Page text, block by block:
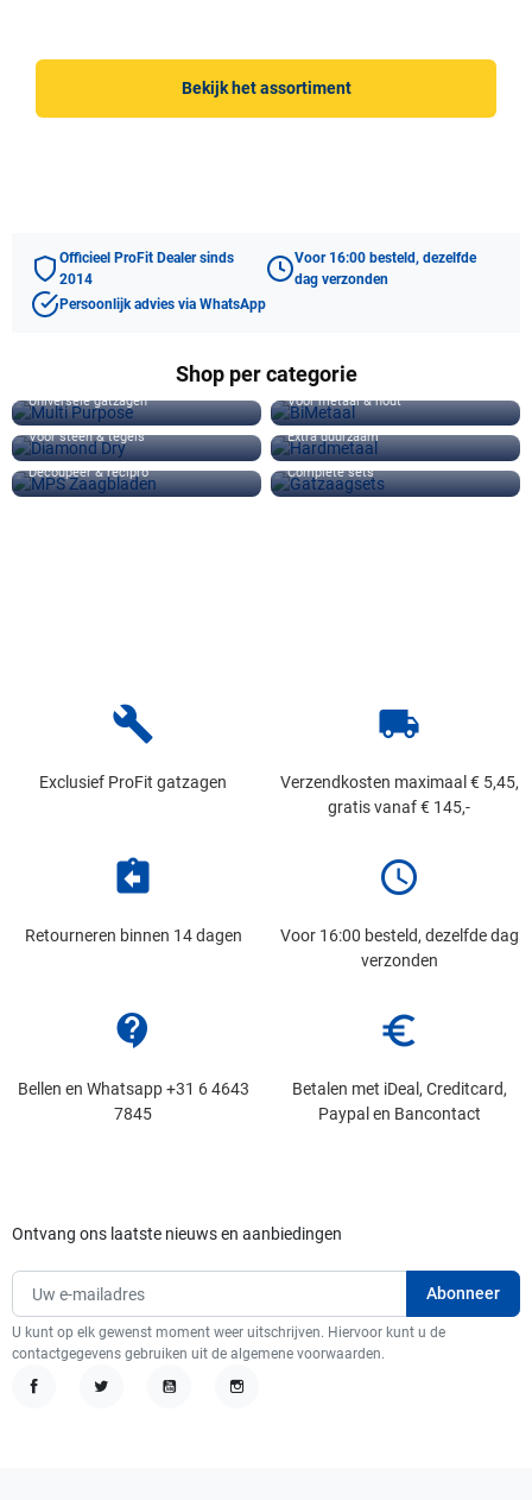
Bekijk het assortiment
Officieel ProFit Dealer sinds
2014
Voor 16:00 besteld, dezelfde
dag verzonden
Persoonlijk advies via WhatsApp
Shop per categorie
Universele gatzagen
BiMetaal
Voor metaal & hout
Diamond Dry
Voor steen & tegels
Hardmetaal
Extra duurzaam
MPS Zaagbladen
Decoupeer & recipro
Gatzaagsets
Complete sets
build
Exclusief ProFit gatzagen
local_shipping
Verzendkosten maximaal € 5,45,
gratis vanaf € 145,-
assignment_return
Retourneren binnen 14 dagen
schedule
Voor 16:00 besteld, dezelfde dag
verzonden
contact_support
Bellen en Whatsapp +31 6 4643
7845
euro_symbol
Betalen met iDeal, Creditcard,
Paypal en Bancontact
Ontvang ons laatste nieuws en aanbiedingen
U kunt op elk gewenst moment weer uitschrijven. Hiervoor kunt u de
contactgegevens gebruiken uit de algemene voorwaarden.